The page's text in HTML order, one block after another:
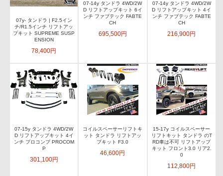
07y- タンドラ | F2.5イン
チ/R1.5インチ リフトアッ
プキット SUPREME SUSP
ENSION
78,400円
07-14y タンドラ 4WD/2W
D リフトアップキット 6イ
ンチ ファブテック FABTE
CH
695,500円
07-14y タンドラ 4WD/2W
D リフトアップキット 4イ
ンチ ファブテック FABTE
CH
216,900円
07-15y タンドラ 4WD/2W
D リフトアップキット 4イ
ンチ プロコンプ PROCOM
P
301,100円
コイルスペーサーリフトキ
ット タンドラ リフトアッ
プキット F3.0
46,600円
15-17y コイルスペーサー
リフトキット タンドラ のT
RD車は不可 リフトアップ
キット フロント3.0 リア2.
0
112,800円